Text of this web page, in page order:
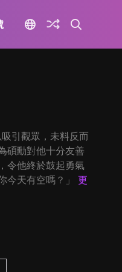
引觀眾，未料反而
碩勳對他十分友善
令他終於鼓起勇氣
今天有空嗎？」
更